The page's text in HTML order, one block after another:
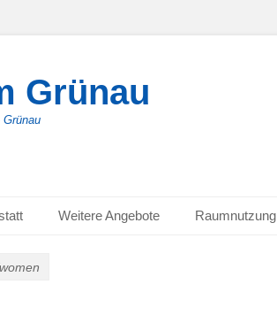
Grünau
Weitere Angebote Raumnutzung